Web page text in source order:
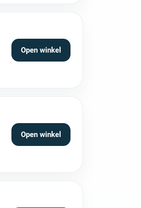
Open winkel
Open winkel